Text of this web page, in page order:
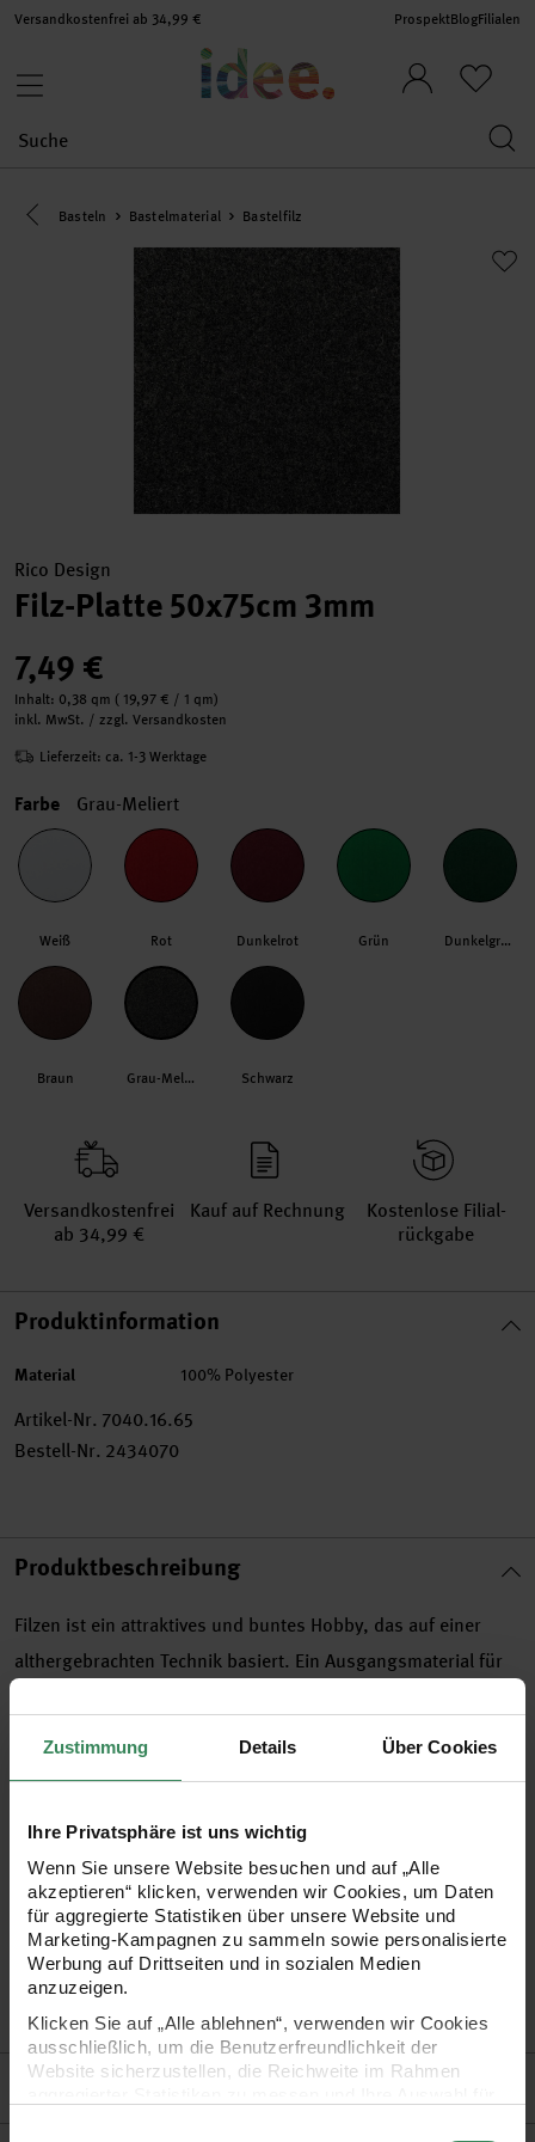
Zustimmung Details Über Cookies
Ihre Privatsphäre ist uns wichtig
Wenn Sie unsere Website besuchen und auf „Alle
akzeptieren“ klicken, verwenden wir Cookies, um Daten
für aggregierte Statistiken über unsere Website und
Marketing-Kampagnen zu sammeln sowie personalisierte
Werbung auf Drittseiten und in sozialen Medien
anzuzeigen.
Klicken Sie auf „Alle ablehnen“, verwenden wir Cookies
ausschließlich, um die Benutzerfreundlichkeit der
Website sicherzustellen, die Reichweite im Rahmen
Versandkostenfrei ab 34,99 € ProspektBlogFilialen
Eine Kategorie zurück navigieren
Basteln Bastelmaterial Bastelfilz
Rico Design
Filz-Platte 50x75cm 3mm
7,49 €
Inhalt: 0,38 qm ( 19,97 € / 1 qm)
inkl. MwSt. / zzgl. Versandkosten
Lieferzeit: ca. 1-3 Werktage
Farbe Grau-Meliert
Weiß Rot Dunkelrot Grün Dunkelgrün
Braun Grau-Meliert Schwarz
Versand­kosten­frei
ab 34,99 €
Kauf auf Rechnung
Kosten­lose Filial­
rückgabe
Produktinformation
Material 100% Polyester
Artikel-Nr. 7040.16.65
Bestell-Nr. 2434070
Produktbeschreibung
Filzen ist ein attraktives und buntes Hobby, das auf einer
althergebrachten Technik basiert. Ein Ausgangsmaterial für
uvm.
nicht waschbar
100% Polyester
Größe der Platten 50x75 cm
Stärke: 3 mm
viele verschiedene Farben zur Auswahl!
Hersteller